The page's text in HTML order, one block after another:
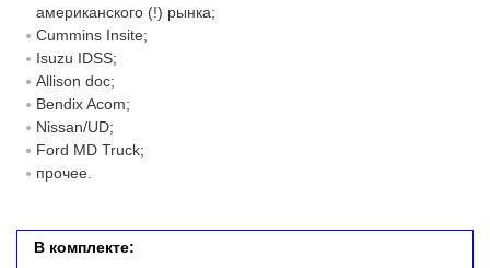
американского (!) рынка;
Cummins Insite;
Isuzu IDSS;
Allison doc;
Bendix Acom;
Nissan/UD;
Ford MD Truck;
прочее.
В комплекте: